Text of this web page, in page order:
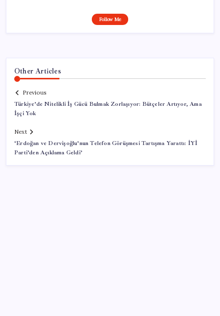
Follow Me
Other Articles
Previous
Türkiye’de Nitelikli İş Gücü Bulmak Zorlaşıyor: Bütçeler Artıyor, Ama
İşçi Yok
Next
‘Erdoğan ve Dervişoğlu’nun Telefon Görüşmesi Tartışma Yarattı: İYİ
Parti’den Açıklama Geldi’